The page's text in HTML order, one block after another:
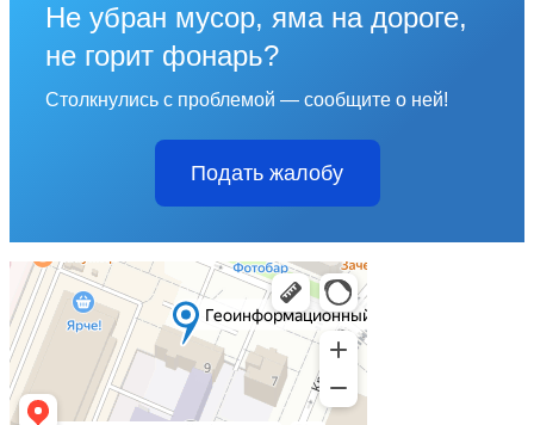
Не убран мусор, яма на дороге,
не горит фонарь?
Столкнулись с проблемой — сообщите о ней!
Подать жалобу